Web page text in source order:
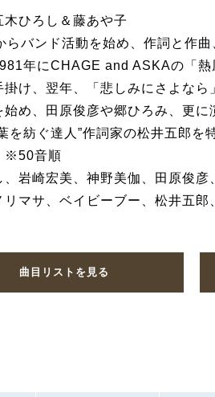
木ひろし＆藤あや子
らバンド活動を始め、作詞と作
年にCHAGE and ASKAの「
掛け、翌年、「悲しみにさよな
始め、田原俊彦や郷ひろみ、更
を紡ぐ達人”作詞家の松井五郎を
※50音順
、岩崎宏美、神野美伽、田原俊
リマサ、ベイビーブー、松井五郎
曲目リストを見る